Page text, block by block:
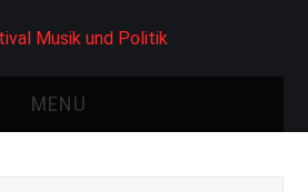
MENU